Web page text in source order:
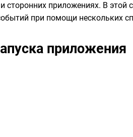
сторонних приложениях. В
при помощи нескольких
приложения